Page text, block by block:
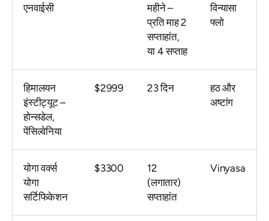
एनवाईसी
महीने –
प्रति माह 2
सप्ताहांत,
या 4 सप्ताह
विन्यासा
फ्लो
हिमालयन
इंस्टीट्यूट –
होन्सडेल,
पेंसिल्वेनिया
$2999 23 दिन
हठ और
अष्टांग
योगा वर्क्स
योगा
सर्टिफिकेशन
$3300
12
(लगातार)
सप्ताहांत
Vinyasa